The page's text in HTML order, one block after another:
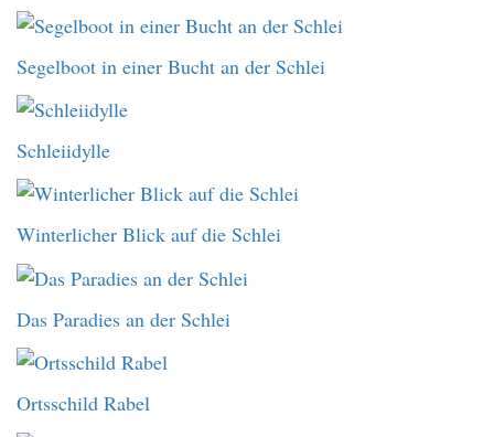
Segelboot in einer Bucht an der Schlei
Schleiidylle
Winterlicher Blick auf die Schlei
Das Paradies an der Schlei
Ortsschild Rabel